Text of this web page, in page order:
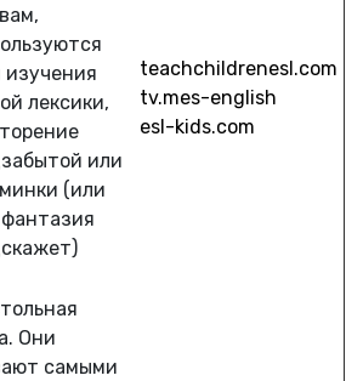
изучения
лексики,
или
(или
фантазия
teachchildrenesl.com
tv.mes-english
esl-kids.com
Они
самыми